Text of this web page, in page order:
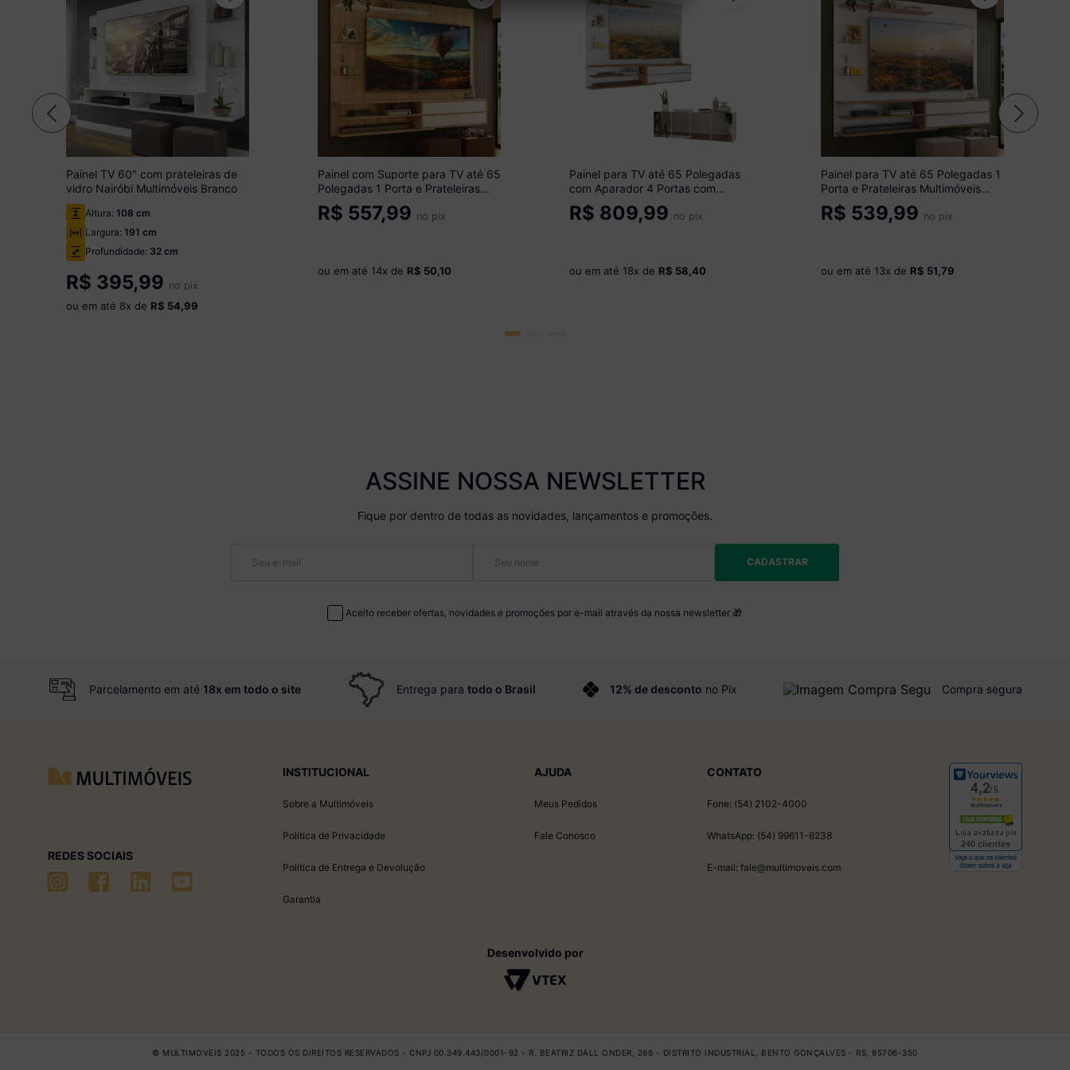
Painel TV 60" com prateleiras de
vidro Nairóbi Multimóveis Branco
Altura:108 cm
Largura:191 cm
Profundidade: 32 cm
R$ 395,99 no pix
ou em até 8x de R$ 54,99
Painel com Suporte para TV até 65
Polegadas 1 Porta e Prateleiras
Multimóveis MP1073 Rustic/Branco
R$ 557,99 no pix
ou em até 14x de R$ 50,10
Painel para TV até 65 Polegadas
com Aparador 4 Portas com
Espelho Multimóveis MP1088
Rustic/Branco
R$ 809,99 no pix
ou em até 18x de R$ 58,40
Painel para TV até 65 Polegadas 1
Porta e Prateleiras Multimóveis
MP1064 Branco/Rustic
R$ 539,99 no pix
ou em até 13x de R$ 51,79
ASSINE NOSSA NEWSLETTER
Fique por dentro de todas as novidades, lançamentos e promoções.
CADASTRAR
Aceito receber ofertas, novidades e promoções por e-mail através da nossa newsletter 🎁
Parcelamento em até 18x em todo o site Entrega paratodo o Brasil 12% de desconto no Pix Compra segura
REDES SOCIAIS
INSTITUCIONAL
Sobre a Multimóveis
Política de Privacidade
Política de Entrega e Devolução
Garantia
AJUDA
Meus Pedidos
Fale Conosco
CONTATO
Fone: (54) 2102-4000
WhatsApp: (54) 99611-6238
E-mail: fale@multimoveis.com
Desenvolvido por
© MULTIMOVEIS 2025 - TODOS OS DIREITOS RESERVADOS - CNPJ 00.349.443/0001-92 - R. BEATRIZ DALL ONDER, 266 - DISTRITO INDUSTRIAL, BENTO GONÇALVES - RS, 95706-350